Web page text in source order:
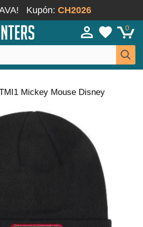
Kupón: CH2026
0
Mickey Mouse Disney